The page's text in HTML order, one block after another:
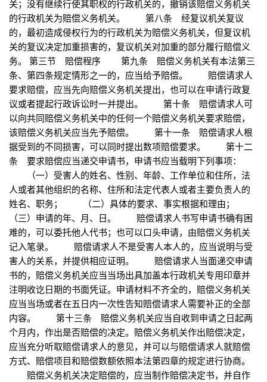
关；没有继续行使其职权的行政机关的，撤销该赔偿义务机关
的行政机关为赔偿义务机关。 第八条 经复议机关复议
的，最初造成侵权行为的行政机关为赔偿义务机关，但复议机
关的复议决定加重损害的，复议机关对加重的部分履行赔偿义
务。 第三节 赔偿程序 第九条 赔偿义务机关有本法第三
条、第四条规定情形之一的，应当给予赔偿。 赔偿请求人
要求赔偿，应当先向赔偿义务机关提出，也可以在申请行政复
议或者提起行政诉讼时一并提出。 第十条 赔偿请求人可
以向共同赔偿义务机关中的任何一个赔偿义务机关要求赔偿，
该赔偿义务机关应当先予赔偿。 第十一条 赔偿请求人根
据受到的不同损害，可以同时提出数项赔偿要求。 第十二
条 要求赔偿应当递交申请书，申请书应当载明下列事项：
（一）受害人的姓名、性别、年龄、工作单位和住所，法
人或者其他组织的名称、住所和法定代表人或者主要负责人的
姓名、职务； （二）具体的要求、事实根据和理由；
（三）申请的年、月、日。 赔偿请求人书写申请书确有困
难的，可以委托他人代书；也可以口头申请，由赔偿义务机关
记入笔录。 赔偿请求人不是受害人本人的，应当说明与受
害人的关系，并提供相应证明。 赔偿请求人当面递交申请
书的，赔偿义务机关应当当场出具加盖本行政机关专用印章并
注明收讫日期的书面凭证。申请材料不齐全的，赔偿义务机关
应当当场或者在五日内一次性告知赔偿请求人需要补正的全部
内容。 第十三条 赔偿义务机关应当自收到申请之日起两
个月内，作出是否赔偿的决定。赔偿义务机关作出赔偿决定，
应当充分听取赔偿请求人的意见，并可以与赔偿请求人就赔偿
方式、赔偿项目和赔偿数额依照本法第四章的规定进行协商。
赔偿义务机关决定赔偿的，应当制作赔偿决定书，并自作